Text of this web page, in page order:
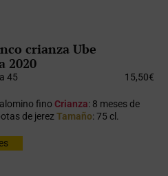
crianza Ube
2020
45 15,50€
finoCrianza: 8 meses de
de jerezTamaño: 75 cl.